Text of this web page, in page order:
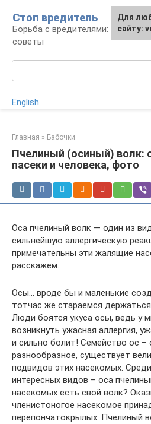
контенту
Стоп вредитель
Борьба с вредителями: правила,
советы
English
Главная » Бабочки
Пчелиный (осиный) волк:
пасеки и человека, фото
Оса пчелиный волк — один из
сильнейшую аллергическую
примечательны эти жалящие
расскажем.
Осы… вроде бы и маленькие
тотчас же стараемся
Люди боятся укуса осы, ведь у
возникнуть ужасная аллергия,
и сильно болит! Семейство ос –
разнообразное, существует
подвидов этих насекомых.
интересных видов – оса
насекомых есть свой волк?
членистоногое насекомое
перепончатокрылых. Пчелиный
Для
сайту: